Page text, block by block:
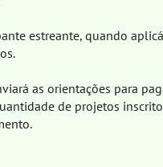
estreante, quando
as orientações para
de projetos